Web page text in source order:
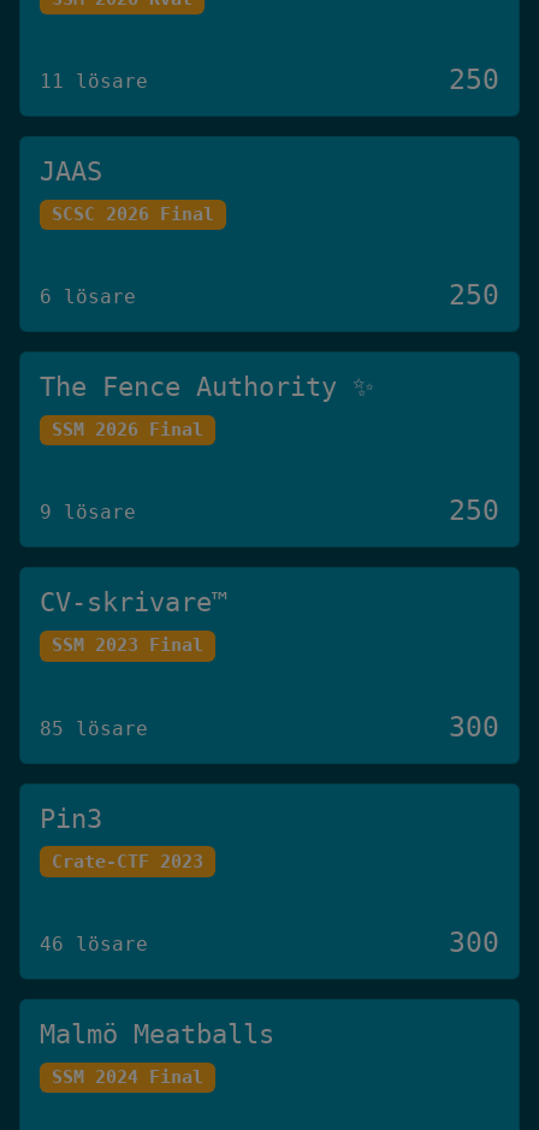
11 lösare 250
JAAS
SCSC 2026 Final
6 lösare 250
The Fence Authority ✨
SSM 2026 Final
9 lösare 250
CV-skrivare™️
SSM 2023 Final
85 lösare 300
Pin3
Crate-CTF 2023
46 lösare 300
Malmö Meatballs
SSM 2024 Final